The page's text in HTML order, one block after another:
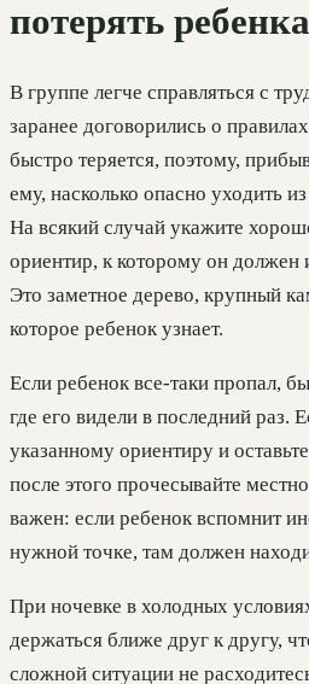
потерять ребенка
В группе легче справляться с
заранее договорились о
быстро теряется, поэтому,
ему, насколько опасно уходить
На всякий случай укажите
ориентир, к которому он должен
Это заметное дерево, крупный
которое ребенок узнает.
Если ребенок все-таки пропал,
где его видели в последний раз.
указанному ориентиру и
после этого прочесывайте
важен: если ребенок вспомнит
нужной точке, там должен
При ночевке в холодных
держаться ближе друг к другу,
сложной ситуации не